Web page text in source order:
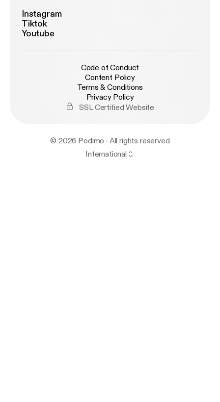
Instagram
Tiktok
Youtube
Code of Conduct
Content Policy
Terms & Conditions
Privacy Policy
SSL Certified Website
© 2026 Podimo · All rights reserved
International